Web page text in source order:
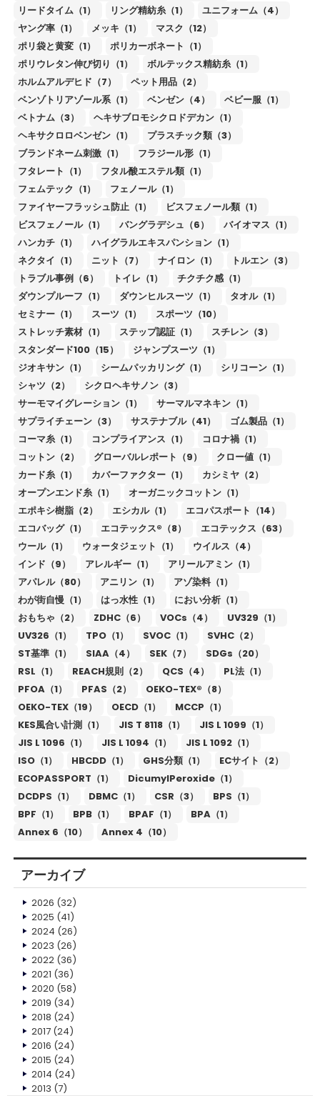
リードタイム（1） リング精紡糸（1）
ユニフォーム（4）
ヤング率（1）
メッキ（1）
マスク（12）
ポリ袋と黄変（1）
ポリカーボネート（1）
ポリウレタン伸び切り（1）
ボルテックス精紡糸（1）
ホルムアルデヒド（7）
ペット用品（2）
ベンゾトリアゾール系（1）
ベンゼン（4）
ベビー服（1）
ベトナム（3）
ヘキサブロモシクロドデカン（1）
ヘキサクロロベンゼン（1）
プラスチック類（3）
ブランドネーム刺激（1）
フラジール形（1）
フタレート（1）
フタル酸エステル類（1）
フェムテック（1）
フェノール（1）
ファイヤーフラッシュ防止（1）
ビスフェノール類（1）
ビスフェノール（1）
バングラデシュ（6）
バイオマス（1）
ハンカチ（1）
ハイグラルエキスパンション（1）
ネクタイ（1）
ニット（7） ナイロン（1）
トルエン（3）
トラブル事例（6）
トイレ（1）
チクチク感（1）
ダウンプルーフ（1）
ダウンヒルスーツ（1）
タオル（1）
セミナー（1）
スーツ（1）
スポーツ（10）
ストレッチ素材（1）
ステップ認証（1）
スチレン（3）
スタンダード100（15）
ジャンプスーツ（1）
ジオキサン（1）
シームパッカリング（1）
シリコーン（1）
シャツ（2）
シクロヘキサノン（3）
サーモマイグレーション（1）
サーマルマネキン（1）
サプライチェーン（3）
サステナブル（41）
ゴム製品（1）
コーマ糸（1）
コンプライアンス（1）
コロナ禍（1）
コットン（2）
グローバルレポート（9）
クロー値（1）
カード糸（1）
カバーファクター（1）
カシミヤ（2）
オープンエンド糸（1）
オーガニックコットン（1）
エポキシ樹脂（2）
エシカル（1）
エコパスポート（14）
エコバッグ（1）
エコテックス®（8）
エコテックス（63）
ウール（1）
ウォータジェット（1）
ウイルス（4）
インド（9）
アレルギー（1）
アリールアミン（1）
アパレル（80）
アニリン（1）
アゾ染料（1）
わが街自慢（1）
はっ水性（1）
におい分析（1）
おもちゃ（2）
ZDHC（6） VOCs（4）
UV329（1）
UV326（1）
TPO（1） SVOC（1）
SVHC（2）
ST基準（1）
SIAA（4） SEK（7）
SDGs（20）
RSL（1）
REACH規則（2） QCS（4）
PL法（1）
PFOA（1）
PFAS（2）
OEKO-TEX®（8）
OEKO-TEX（19）
OECD（1）
MCCP（1）
KES風合い計測（1）
JIS T 8118（1）
JIS L 1099（1）
JIS L 1096（1）
JIS L 1094（1）
JIS L 1092（1）
ISO（1）
HBCDD（1） GHS分類（1）
ECサイト（2）
ECOPASSPORT（1）
DicumylPeroxide（1）
DCDPS（1）
DBMC（1） CSR（3）
BPS（1）
BPF（1）
BPB（1） BPAF（1）
BPA（1）
Annex 6（10）
Annex 4（10）
アーカイブ
2026 (32)
2025 (41)
2024 (26)
2023 (26)
2022(36)
2021 (36)
2020 (58)
2019 (34)
2018 (24)
2017(24)
2016 (24)
2015 (24)
2014 (24)
2013 (7)